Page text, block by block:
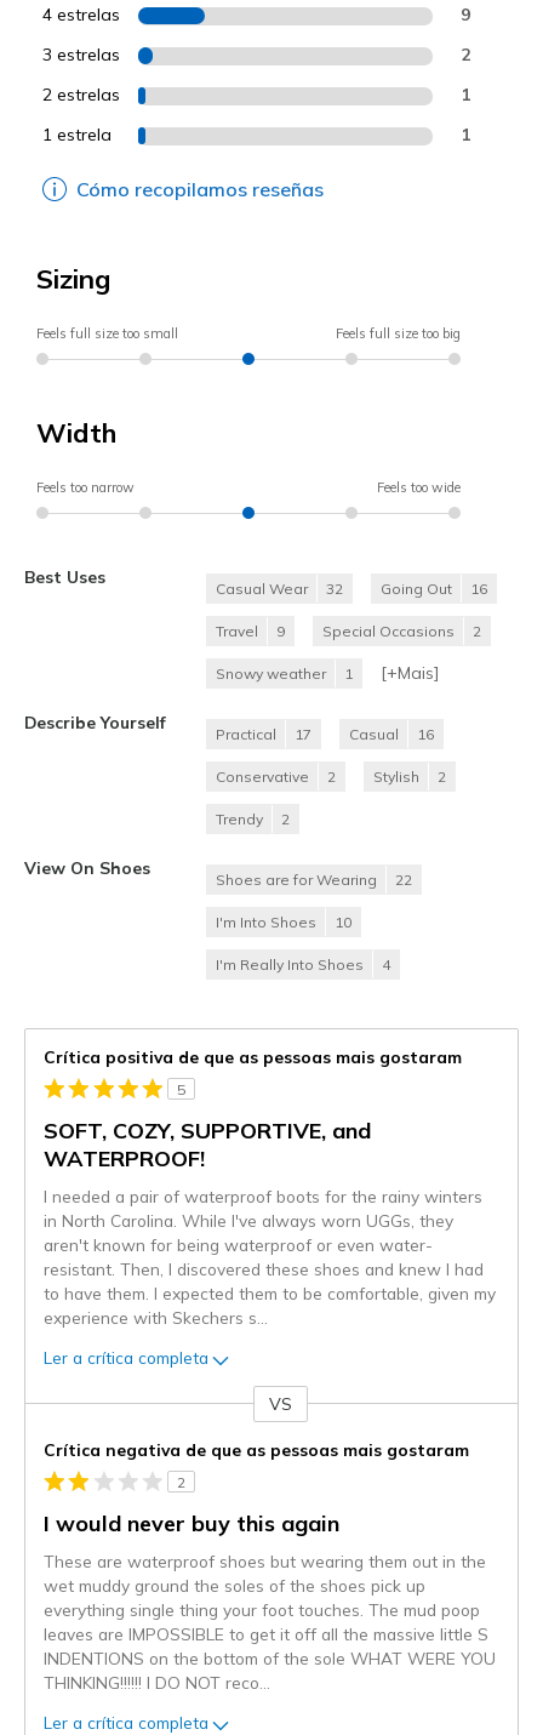
4 estrelas 9
3 estrelas 2
2 estrelas 1
1 estrela 1
Cómo recopilamos reseñas
Sizing
Feels full size too small Feels full size too big
Width
Feels too narrow Feels too wide
Best Uses
Casual Wear 32 Going Out 16
Travel 9 Special Occasions 2
Snowy weather 1 [+Mais]
Describe Yourself
Practical 17 Casual 16
Conservative 2 Stylish 2
Trendy 2
View On Shoes
Shoes are for Wearing 22
I'm Into Shoes 10
I'm Really Into Shoes 4
Crítica positiva de que as pessoas mais gostaram
5
SOFT, COZY, SUPPORTIVE, and
WATERPROOF!
I needed a pair of waterproof boots for the rainy winters
in North Carolina. While I've always worn UGGs, they
aren't known for being waterproof or even water-
resistant. Then, I discovered these shoes and knew I had
to have them. I expected them to be comfortable, given my
experience with Skechers s
Ler a crítica completa
VS
Crítica negativa de que as pessoas mais gostaram
2
I would never buy this again
These are waterproof shoes but wearing them out in the
wet muddy ground the soles of the shoes pick up
everything single thing your foot touches. The mud poop
leaves are IMPOSSIBLE to get it off all the massive little S
INDENTIONS on the bottom of the sole WHAT WERE YOU
THINKING!!!!!! I DO NOT reco
Ler a crítica completa